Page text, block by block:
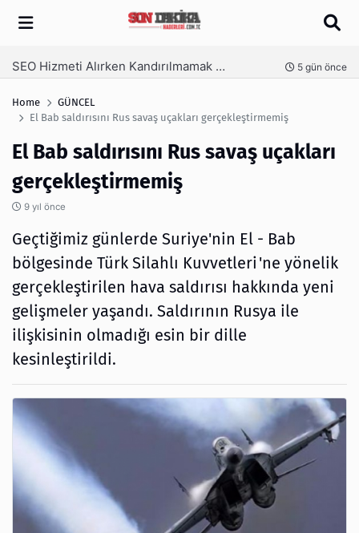
Arama
SEO Hizmeti Alırken Kandırılmamak İçin Bilinmesi Gerekenler 5 gün önce
Home
GÜNCEL
El Bab saldırısını Rus savaş uçakları gerçekleştirmemiş
El Bab saldırısını Rus savaş uçakları
gerçekleştirmemiş
9 yıl önce
Geçtiğimiz günlerde Suriye'nin El - Bab
bölgesinde Türk Silahlı Kuvvetleri'ne yönelik
gerçekleştirilen hava saldırısı hakkında yeni
gelişmeler yaşandı. Saldırının Rusya ile
ilişkisinin olmadığı esin bir dille
kesinleştirildi.